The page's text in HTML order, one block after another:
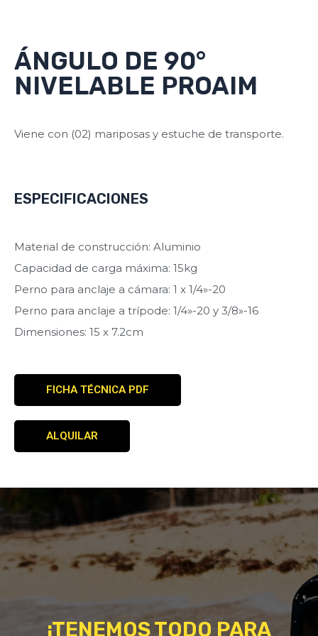
ÁNGULO DE 90°
NIVELABLE PROAIM
Viene con (02) mariposas y estuche de transporte.
ESPECIFICACIONES
Material de construcción: Aluminio
Capacidad de carga máxima: 15kg
Perno para anclaje a cámara: 1 x 1/4»-20
Perno para anclaje a trípode: 1/4»-20 y 3/8»-16
Dimensiones: 15 x 7.2cm
FICHA TÉCNICA PDF
ALQUILAR
¡TENEMOS TODO PARA